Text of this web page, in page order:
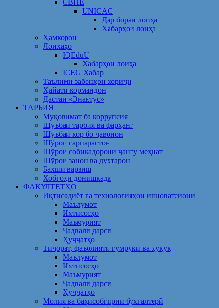
CBHE
UNICAC
Дар бораи лоиҳа
Хабарҳои лоиҳа
Ҳамкорон
Лоихаҳо
IQEduU
Хабарҳои лоиҳа
ICEG Хабар
Таълими забонҳои хориҷӣ
Ҳайати кормандон
Дастаи «Энактус»
ТАРБИЯ
Муқовимат ба коррупсия
Шуъбаи тарбия ва фарҳанг
Шӯъбаи кор бо ҷавонон
Шўрои сарпарастон
Шўрои собиқадорони ҷангу меҳнат
Шӯрои занон ва духтарон
Бахши варзиш
Хобгоҳи донишкада
ФАКУЛТЕТҲО
Иқтисодиёт ва технологияҳои инноватсионӣ
Маълумот
Ихтисосҳо
Маъмурият
Ҷадвали дарсӣ
Ҳуҷҷатҳо
Тиҷорат, фаъолияти гумрукӣ ва ҳуқуқ
Маълумот
Ихтисосҳо
Маъмурият
Ҷадвали дарсӣ
Ҳуҷҷатҳо
Молия ва баҳисобгирии бухгалтерӣ